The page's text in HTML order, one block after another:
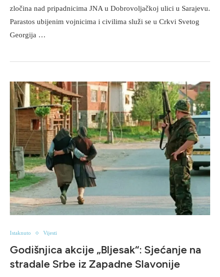
zločina nad pripadnicima JNA u Dobrovoljačkoj ulici u Sarajevu.
Parastos ubijenim vojnicima i civilima služi se u Crkvi Svetog
Georgija …
Istaknuto Vijesti
Godišnjica akcije „Bljesak“: Sjećanje na
stradale Srbe iz Zapadne Slavonije